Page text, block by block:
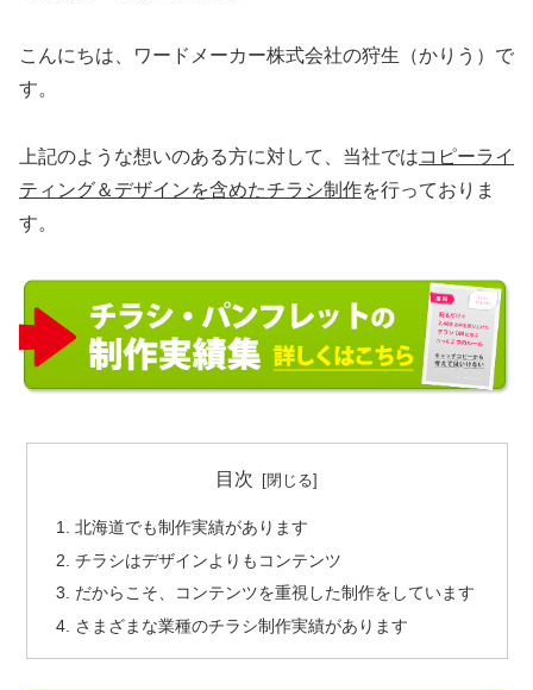
こんにちは、ワードメーカー株式会社の狩生（かりう）で
す。
上記のような想いのある方に対して、当社ではコピーライ
ティング＆デザインを含めたチラシ制作を行っておりま
す。
目次
北海道でも制作実績があります
チラシはデザインよりもコンテンツ
だからこそ、コンテンツを重視した制作をしています
さまざまな業種のチラシ制作実績があります